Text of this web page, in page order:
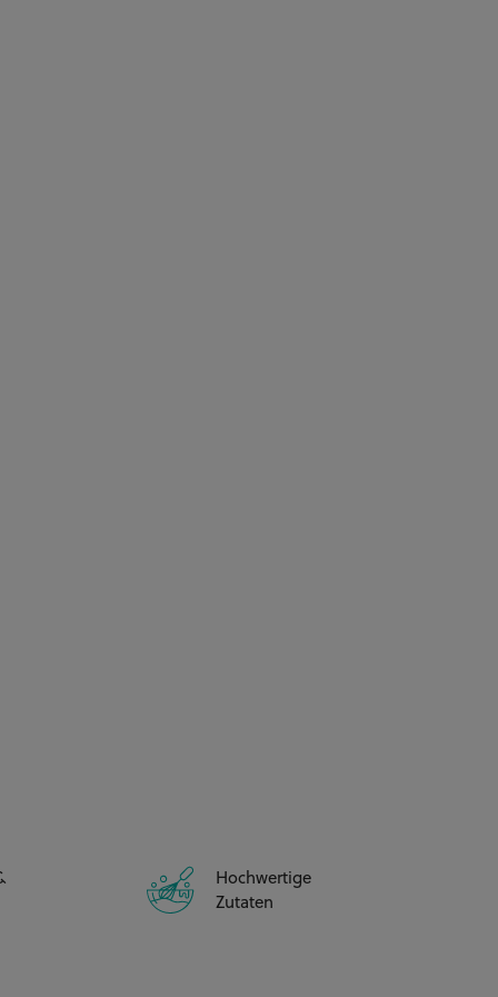
Hochwertige
Zutaten